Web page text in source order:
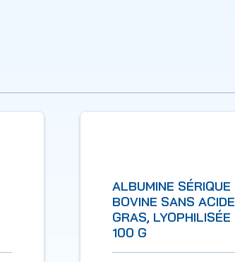
ALBUMINE SÉRIQUE
BOVINE SANS
GRAS, LYOPHILISÉE
100 G